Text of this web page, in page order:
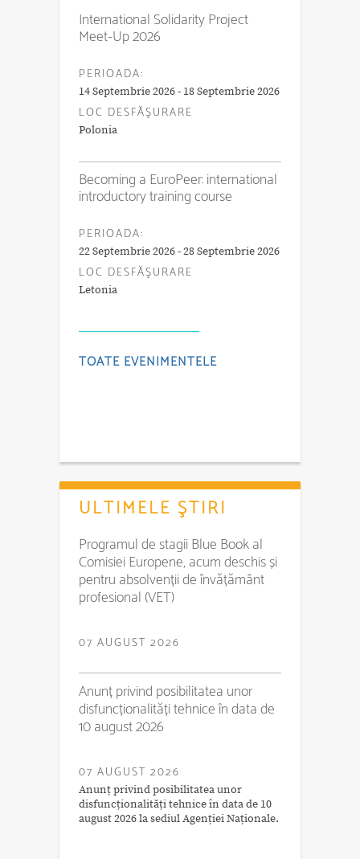
International Solidarity Project
Meet-Up 2026
PERIOADA:
14 Septembrie 2026 - 18 Septembrie 2026
LOC DESFĂŞURARE
Polonia
Becoming a EuroPeer: international
introductory training course
PERIOADA:
22 Septembrie 2026 - 28 Septembrie 2026
LOC DESFĂŞURARE
Letonia
TOATE EVENIMENTELE
ULTIMELE ŞTIRI
Programul de stagii Blue Book al
Comisiei Europene, acum deschis și
pentru absolvenții de învățământ
profesional (VET)
07 AUGUST 2026
Anunț privind posibilitatea unor
disfuncționalități tehnice în data de
10 august 2026
07 AUGUST 2026
Anunț privind posibilitatea unor
disfuncționalități tehnice în data de 10
august 2026 la sediul Agenției Naționale.